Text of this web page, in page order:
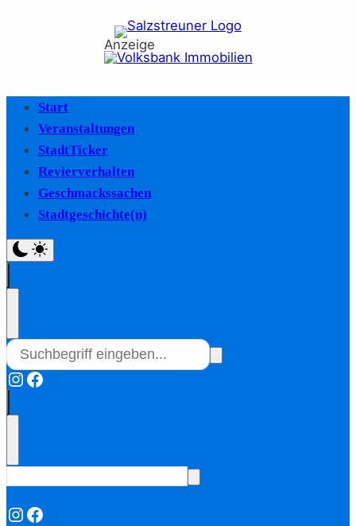
Anzeige
Start
Veranstaltungen
StadtTicker
Revierverhalten
Geschmackssachen
Stadtgeschichte(n)
Instagram
Facebook
Instagram
Facebook